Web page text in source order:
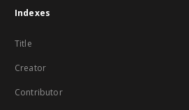
Indexes
Title
Creator
Contributor